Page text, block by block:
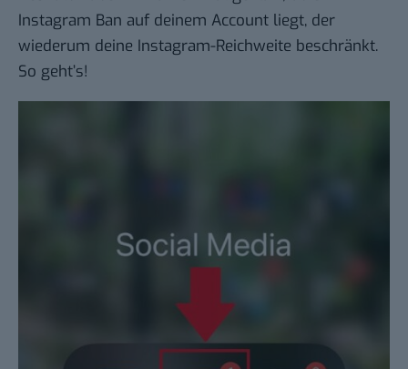
Instagram Ban auf deinem Account liegt, der
wiederum deine Instagram-Reichweite beschränkt.
So geht’s!